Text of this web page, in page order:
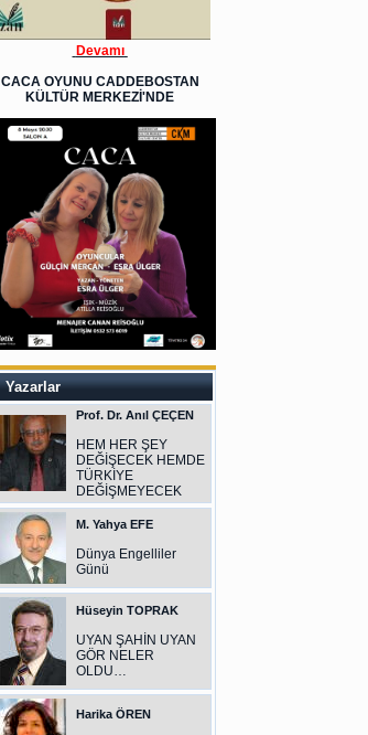
Devamı
CACA OYUNU CADDEBOSTAN
KÜLTÜR MERKEZİ'NDE
Yazarlar
Prof. Dr. Anıl ÇEÇEN
HEM HER ŞEY
DEĞİŞECEK HEMDE
TÜRKİYE
DEĞİŞMEYECEK
M. Yahya EFE
Dünya Engelliler
Günü
Hüseyin TOPRAK
UYAN ŞAHİN UYAN
GÖR NELER
OLDU…
Harika ÖREN